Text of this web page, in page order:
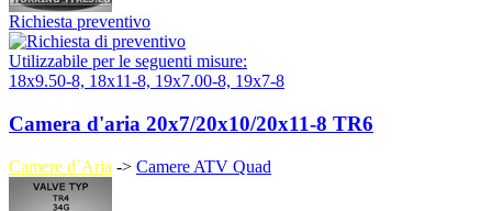
Richiesta preventivo
Utilizzabile per le seguenti misure:
18x9.50-8, 18x11-8, 19x7.00-8, 19x7-8
Camera d'aria 20x7/20x10/20x11-8 TR6
Camere d´Aria -> Camere ATV Quad